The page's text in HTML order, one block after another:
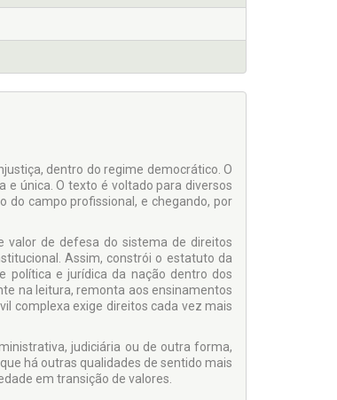
dentro do regime democrático. O
única. O texto é voltado para diversos
do campo profissional, e chegando, por
valor de defesa do sistema de direitos
Assim, constrói o estatuto da
política e jurídica da nação dentro dos
na leitura, remonta aos ensinamentos
complexa exige direitos cada vez mais
judiciária ou de outra forma,
há outras qualidades de sentido mais
em transição de valores.